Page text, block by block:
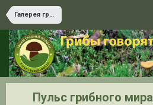
Галерея грибов
Пульс грибного мира